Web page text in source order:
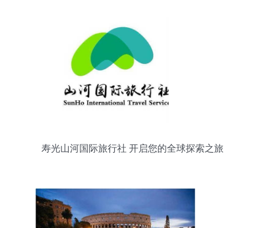
寿光山河国际旅行社 开启您的全球探索之旅